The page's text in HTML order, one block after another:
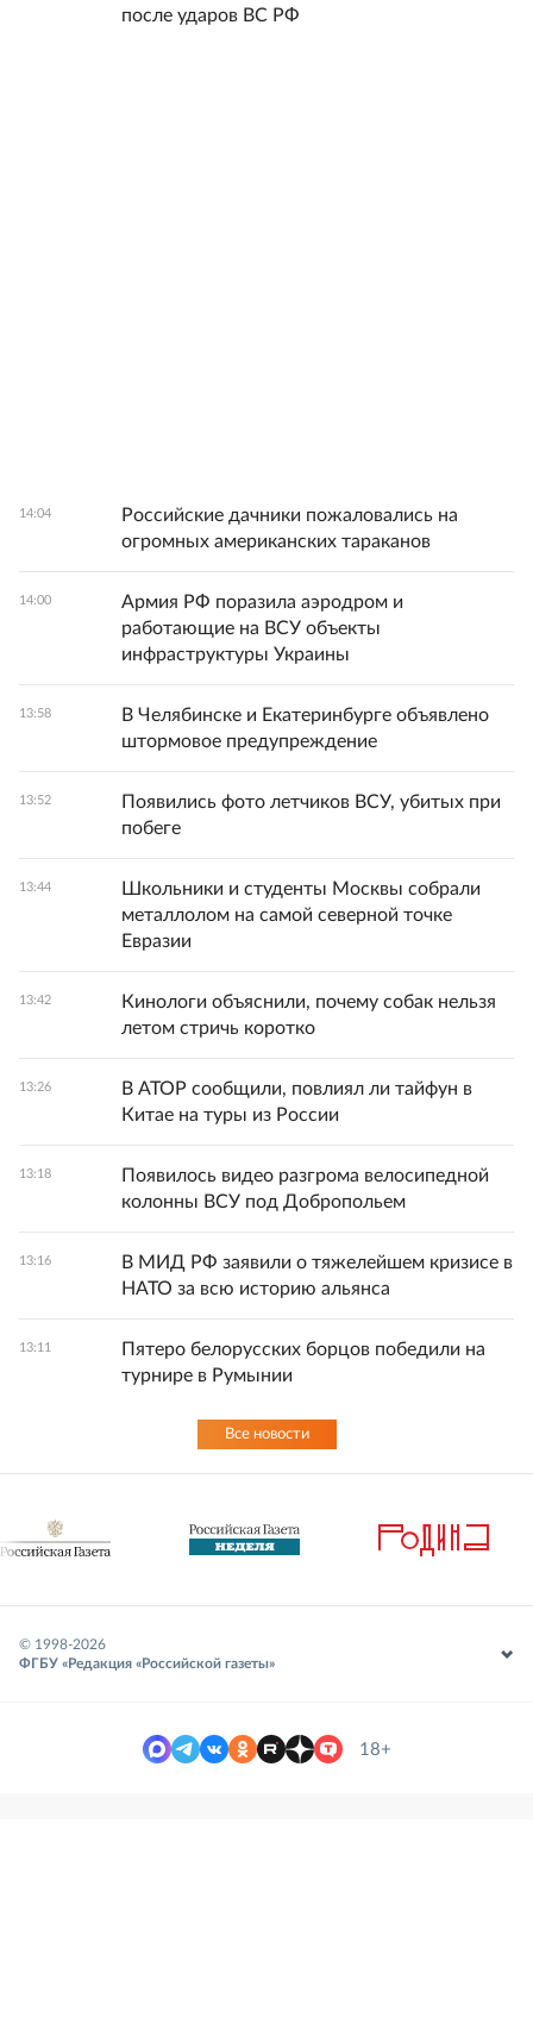
после ударов ВС РФ
14:04
Российские дачники пожаловались на
огромных американских тараканов
14:00
Армия РФ поразила аэродром и
работающие на ВСУ объекты
инфраструктуры Украины
13:58
В Челябинске и Екатеринбурге объявлено
штормовое предупреждение
13:52
Появились фото летчиков ВСУ, убитых при
побеге
13:44
Школьники и студенты Москвы собрали
металлолом на самой северной точке
Евразии
13:42
Кинологи объяснили, почему собак нельзя
летом стричь коротко
13:26
В АТОР сообщили, повлиял ли тайфун в
Китае на туры из России
13:18
Появилось видео разгрома велосипедной
колонны ВСУ под Добропольем
13:16
В МИД РФ заявили о тяжелейшем кризисе в
НАТО за всю историю альянса
13:11
Пятеро белорусских борцов победили на
турнире в Румынии
Все новости
© 1998-2026
ФГБУ «Редакция «Российской газеты»
18+